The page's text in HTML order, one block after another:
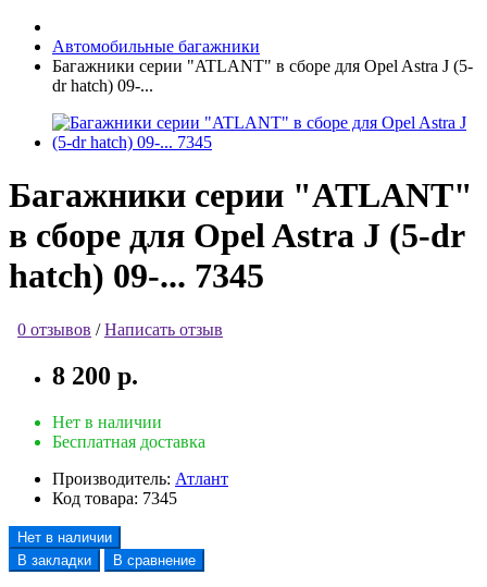
Автомобильные багажники
Багажники серии "ATLANT" в сборе для Opel Astra J (5-
dr hatch) 09-...
Багажники серии "ATLANT"
в сборе для Opel Astra J (5-dr
hatch) 09-... 7345
0 отзывов /Написать отзыв
8 200 р.
Нет в наличии
Бесплатная доставка
Производитель: Атлант
Код товара: 7345
Нет в наличии
В закладки
В сравнение